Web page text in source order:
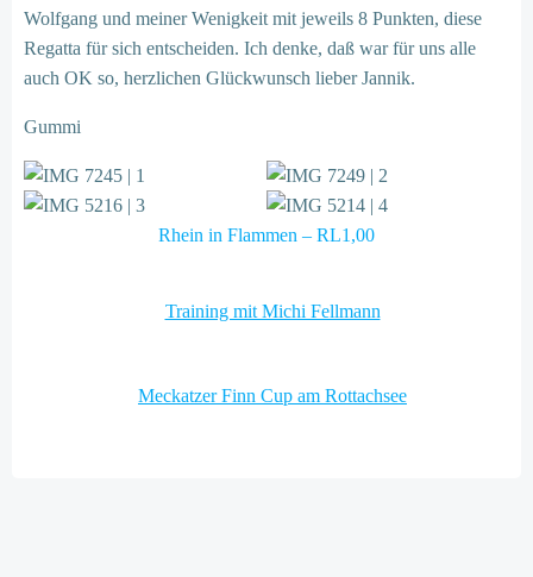
Wolfgang und meiner Wenigkeit mit jeweils 8 Punkten, diese
Regatta für sich entscheiden. Ich denke, daß war für uns alle
auch OK so, herzlichen Glückwunsch lieber Jannik.
Gummi
Rhein in Flammen – RL1,00
Training mit Michi Fellmann
Meckatzer Finn Cup am Rottachsee